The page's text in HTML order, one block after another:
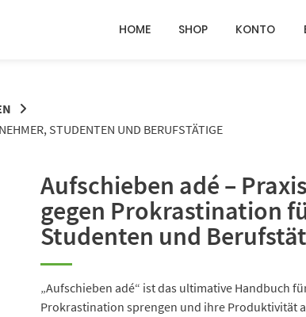
HOME SHOP KONTO
STUDENTEN UND BERUFSTÄTIGE
Aufschieben adé –
gegen Prokrastination
Studenten und
„Aufschieben adé“ ist das ultimative Handbuch
Prokrastination sprengen und ihre Produktivität